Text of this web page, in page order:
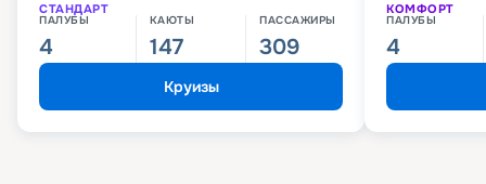
СТАНДАРТ
ПАЛУБЫ
4
КАЮТЫ
147
ПАССАЖИРЫ
309
Круизы
КОМФОРТ
ПАЛУБЫ
4